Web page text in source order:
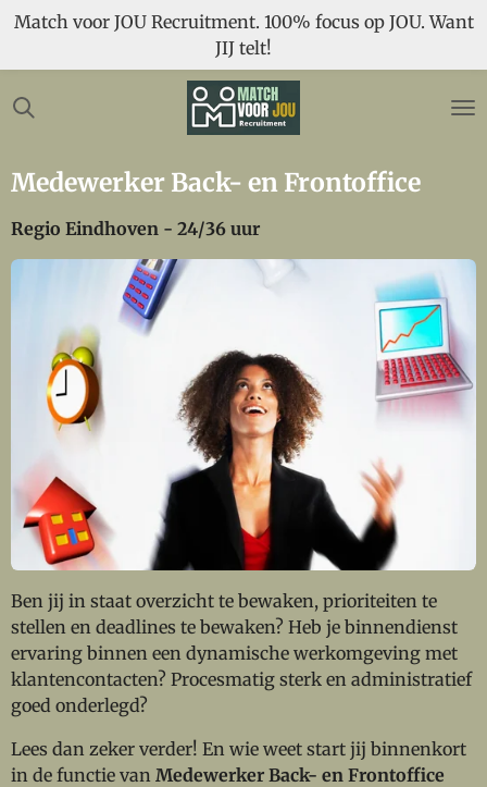
Ga
naar
de
Match voor JOU Recruitment. 100% focus op JOU. Want
JIJ telt!
Medewerker Back- en Frontoffice
Regio Eindhoven - 24/36 uur
Ben jij in staat overzicht te bewaken, prioriteiten te
stellen en deadlines te bewaken? Heb je binnendienst
ervaring binnen een dynamische werkomgeving met
klantencontacten? Procesmatig sterk en administratief
goed onderlegd?
Lees dan zeker verder! En wie weet start jij binnenkort
in de functie van Medewerker Back- en Frontoffice